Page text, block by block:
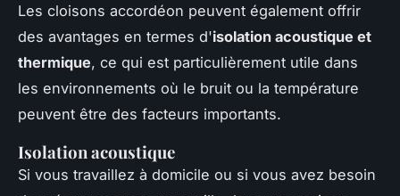
Les cloisons accordéon peuvent également offrir
des avantages en termes d'isolation acoustique et
thermique, ce qui est particulièrement utile dans
les environnements où le bruit ou la température
peuvent être des facteurs importants.
Isolation acoustique
Si vous travaillez à domicile ou si vous avez besoin